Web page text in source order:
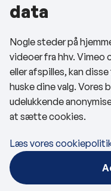
Kontakt os
Telefon- og
Privatlivspolitik
Cookies
Følg os
BRK på
data
Nogle steder på
videoer fra hhv. Vimeo
eller afspilles, kan
huske dine valg.
udelukkende
at sætte cookies.
Læs vores